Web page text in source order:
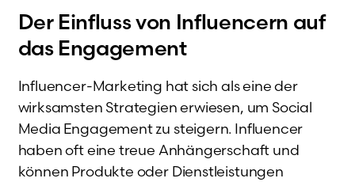
Der Einfluss von Influencern auf
das Engagement
Influencer-Marketing hat sich als eine der
wirksamsten Strategien erwiesen, um Social
Media Engagement zu steigern. Influencer
haben oft eine treue Anhängerschaft und
können Produkte oder Dienstleistungen